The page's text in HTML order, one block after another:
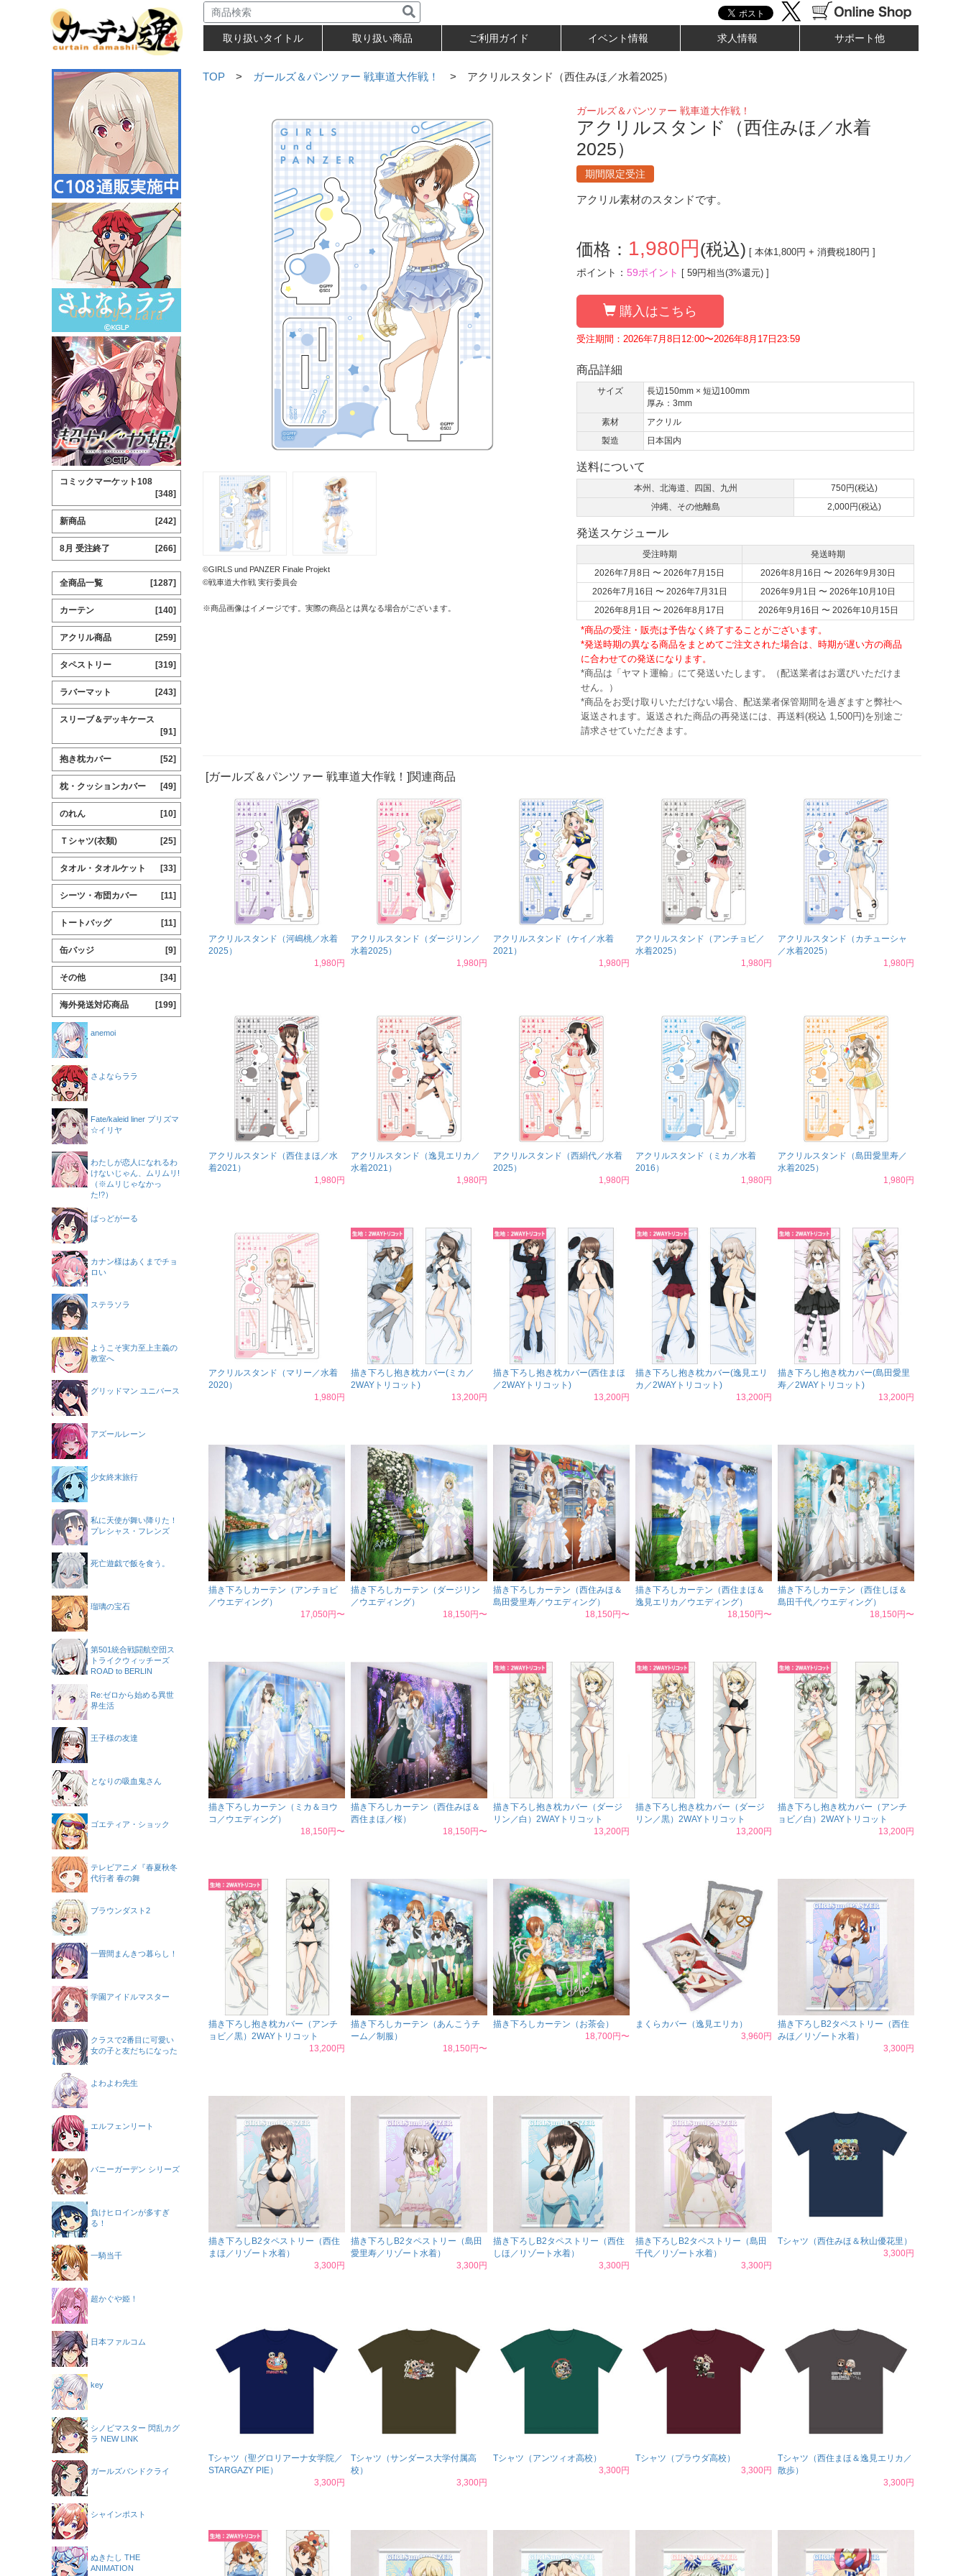
取り扱いタイトル 取り扱い商品 ご利用ガイド イベント情報 求人情報 サポート他
TOP > ガールズ＆パンツァー 戦車道大作戦！ > アクリルスタンド（西住みほ／水着2025）
©GIRLS und PANZER Finale Projekt
©戦車道大作戦 実行委員会
※商品画像はイメージです。実際の商品とは異なる場合がございます。
ガールズ＆パンツァー 戦車道大作戦！
アクリルスタンド（西住みほ／水着
2025）
期間限定受注
アクリル素材のスタンドです。
価格： 1,980円 (税込) [ 本体1,800円 + 消費税180円 ]
ポイント： 59ポイント [ 59円相当(3%還元) ]
購入はこちら
受注期間：2026年7月8日12:00〜2026年8月17日23:59
商品詳細
サイズ
長辺150mm × 短辺100mm
厚み：3mm
素材
アクリル
製造
日本国内
送料について
本州、北海道、四国、九州
750円(税込)
沖縄、その他離島
2,000円(税込)
発送スケジュール
受注時期
発送時期
2026年7月8日 〜 2026年7月15日
2026年8月16日 〜 2026年9月30日
2026年7月16日 〜 2026年7月31日
2026年9月1日 〜 2026年10月10日
2026年8月1日 〜 2026年8月17日
2026年9月16日 〜 2026年10月15日
*商品の受注・販売は予告なく終了することがございます。
*発送時期の異なる商品をまとめてご注文された場合は、時期が遅い方の商品
に合わせての発送になります。
*商品は「ヤマト運輸」にて発送いたします。（配送業者はお選びいただけま
せん。）
*商品をお受け取りいただけない場合、配送業者保管期間を過ぎますと弊社へ
返送されます。返送された商品の再発送には、再送料(税込 1,500円)を別途ご
請求させていただきます。
[ガールズ＆パンツァー 戦車道大作戦！]関連商品
アクリルスタンド（河嶋桃／水着
2025）
1,980円
アクリルスタンド（ダージリン／
水着2025）
1,980円
アクリルスタンド（ケイ／水着
2021）
1,980円
アクリルスタンド（アンチョビ／
水着2025）
1,980円
アクリルスタンド（カチューシャ
／水着2025）
1,980円
アクリルスタンド（西住まほ／水
着2021）
1,980円
アクリルスタンド（逸見エリカ／
水着2021）
1,980円
アクリルスタンド（西絹代／水着
2025）
1,980円
アクリルスタンド（ミカ／水着
2016）
1,980円
アクリルスタンド（島田愛里寿／
水着2025）
1,980円
アクリルスタンド（マリー／水着
2020）
1,980円
描き下ろし抱き枕カバー(ミカ／
2WAYトリコット)
13,200円
描き下ろし抱き枕カバー(西住まほ
／2WAYトリコット)
13,200円
描き下ろし抱き枕カバー(逸見エリ
カ／2WAYトリコット)
13,200円
描き下ろし抱き枕カバー(島田愛里
寿／2WAYトリコット)
13,200円
描き下ろしカーテン（アンチョビ
／ウエディング）
17,050円〜
描き下ろしカーテン（ダージリン
／ウエディング）
18,150円〜
描き下ろしカーテン（西住みほ＆
島田愛里寿／ウエディング）
18,150円〜
描き下ろしカーテン（西住まほ＆
逸見エリカ／ウエディング）
18,150円〜
描き下ろしカーテン（西住しほ＆
島田千代／ウエディング）
18,150円〜
描き下ろしカーテン（ミカ＆ヨウ
コ／ウエディング）
18,150円〜
描き下ろしカーテン（西住みほ＆
西住まほ／桜）
18,150円〜
描き下ろし抱き枕カバー（ダージ
リン／白）2WAYトリコット
13,200円
描き下ろし抱き枕カバー（ダージ
リン／黒）2WAYトリコット
13,200円
描き下ろし抱き枕カバー（アンチ
ョビ／白）2WAYトリコット
13,200円
描き下ろし抱き枕カバー（アンチ
ョビ／黒）2WAYトリコット
13,200円
描き下ろしカーテン（あんこうチ
ーム／制服）
18,150円〜
描き下ろしカーテン（お茶会）
18,700円〜
まくらカバー（逸見エリカ）
3,960円
描き下ろしB2タペストリー（西住
みほ／リゾート水着）
3,300円
描き下ろしB2タペストリー（西住
まほ／リゾート水着）
3,300円
描き下ろしB2タペストリー（島田
愛里寿／リゾート水着）
3,300円
描き下ろしB2タペストリー（西住
しほ／リゾート水着）
3,300円
描き下ろしB2タペストリー（島田
千代／リゾート水着）
3,300円
Tシャツ（西住みほ＆秋山優花里）
3,300円
Tシャツ（聖グロリアーナ女学院／
STARGAZY PIE）
3,300円
Tシャツ（サンダース大学付属高
校）
3,300円
Tシャツ（アンツィオ高校）
3,300円
Tシャツ（プラウダ高校）
3,300円
Tシャツ（西住まほ＆逸見エリカ／
散歩）
3,300円
コミックマーケット108
[348]
新商品 [242]
8月 受注終了 [266]
全商品一覧 [1287]
カーテン [140]
アクリル商品 [259]
タペストリー [319]
ラバーマット [243]
スリーブ＆デッキケース
[91]
抱き枕カバー [52]
枕・クッションカバー [49]
のれん [10]
Ｔシャツ(衣類) [25]
タオル・タオルケット [33]
シーツ・布団カバー [11]
トートバッグ [11]
缶バッジ [9]
その他 [34]
海外発送対応商品 [199]
anemoi
さよならララ
Fate/kaleid liner プリズマ
☆イリヤ
わたしが恋人になれるわ
けないじゃん、ムリムリ!
（※ムリじゃなかっ
た!?）
ばっどがーる
カナン様はあくまでチョ
ロい
ステラソラ
ようこそ実力至上主義の
教室へ
グリッドマン ユニバース
アズールレーン
少女終末旅行
私に天使が舞い降りた！
プレシャス・フレンズ
死亡遊戯で飯を食う。
瑠璃の宝石
第501統合戦闘航空団ス
トライクウィッチーズ
ROAD to BERLIN
Re:ゼロから始める異世
界生活
王子様の友達
となりの吸血鬼さん
ゴエティア・ショック
テレビアニメ『春夏秋冬
代行者 春の舞
ブラウンダスト2
一畳間まんきつ暮らし！
学園アイドルマスター
クラスで2番目に可愛い
女の子と友だちになった
よわよわ先生
エルフェンリート
バニーガーデン シリーズ
負けヒロインが多すぎ
る！
一騎当千
超かぐや姫！
日本ファルコム
key
シノビマスター 閃乱カグ
ラ NEW LINK
ガールズバンドクライ
シャインポスト
ぬきたし THE
ANIMATION